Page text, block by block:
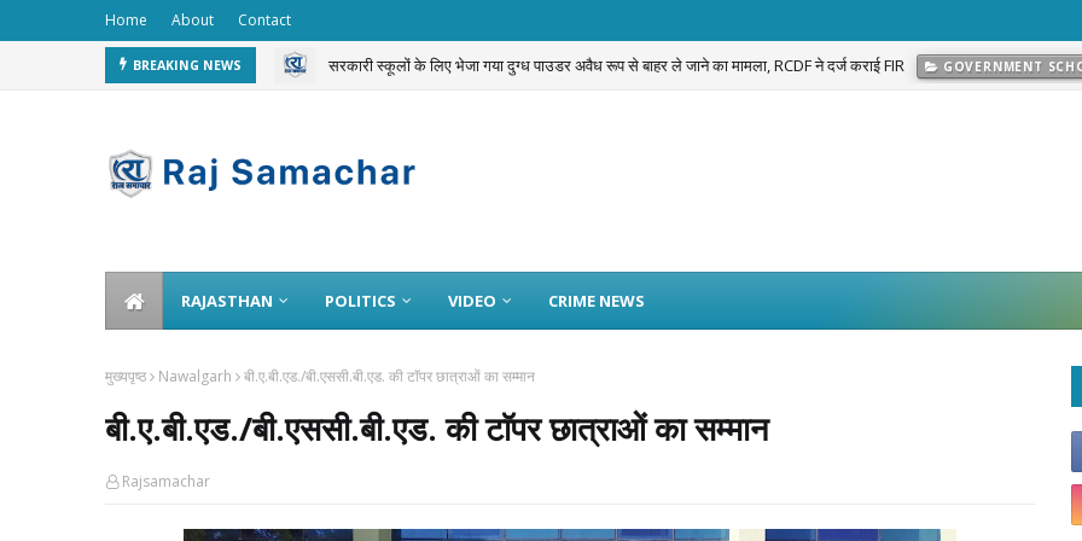
Home About Contact
BREAKING NEWS सरकारी स्कूलों के लिए भेजा गया दुग्ध पाउडर अवैध रूप से बाहर ले जाने का मामला, RCDF ने दर्ज कराई FIR GOVERNMENT
RAJASTHAN POLITICS VIDEO CRIME NEWS
मुख्यपृष्ठ Nawalgarh बी.ए.बी.एड./बी.एससी.बी.एड. की टाॅपर छात्राओं का सम्मान
बी.ए.बी.एड./बी.एससी.बी.एड. की टाॅपर छात्राओं का सम्मान
Rajsamachar